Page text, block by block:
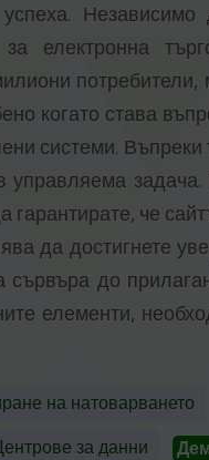
Независимо
електронна
потребители,
когато става
системи. Въпреки
управляема задача.
гарантирате, че
да достигнете
сървъра до
елементи,
на натоварването
за данни